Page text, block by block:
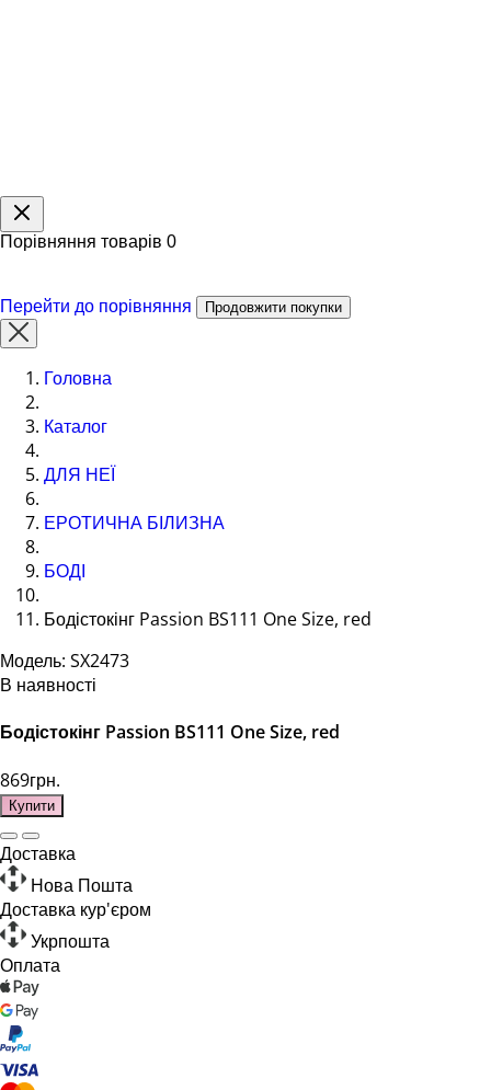
Порівняння товарів 0
Перейти до порівняння Продовжити покупки
Головна
Каталог
ДЛЯ НЕЇ
ЕРОТИЧНА БІЛИЗНА
БОДІ
Бодістокінг Passion BS111 One Size, red
Модель: SX2473
В наявності
Бодістокінг Passion BS111 One Size, red
869грн.
Купити
Доставка
Нова Пошта
Доставка кур'єром
Укрпошта
Оплата